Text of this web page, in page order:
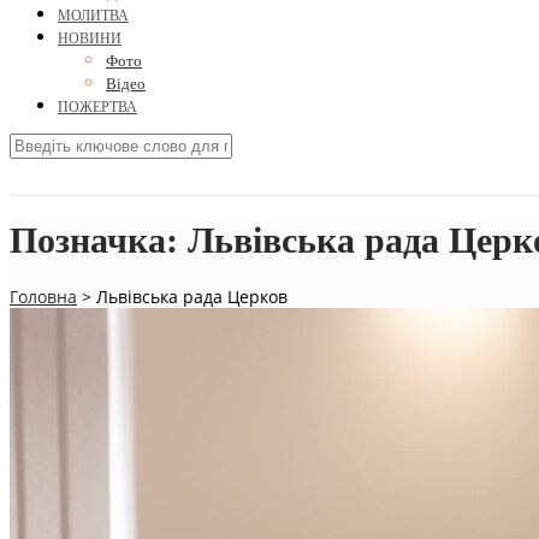
МОЛИТВА
НОВИНИ
Фото
Відео
ПОЖЕРТВА
Позначка: Львівська рада
Головна > Львівська рада Церков